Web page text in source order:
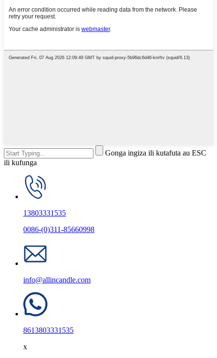
Gonga ingiza ili kutafuta au ESC
ili kufunga
13803331535
0086-(0)311-85660998
info@allincandle.com
8613803331535
x